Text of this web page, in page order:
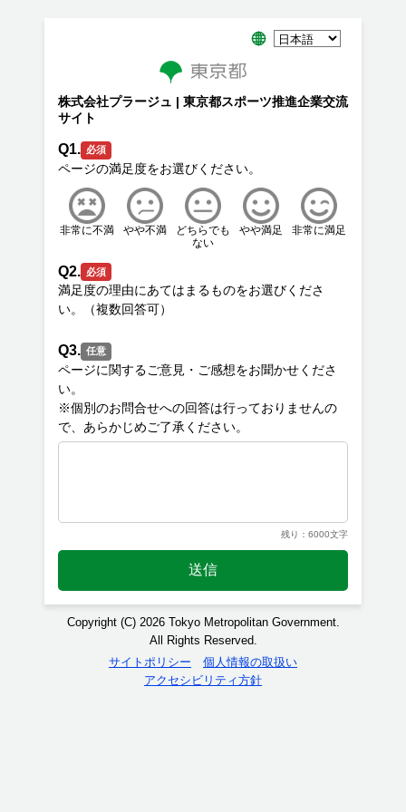
株式会社プラージュ | 東京都スポーツ推進企業交流
サイト
Q1. 必須
非常に不満 やや不満
どちらでも
ない
やや満足 非常に満足
Q2. 必須
満足度の理由にあてはまるものをお選びくださ
Q3. 任意
ページに関するご意見・ご感想をお聞かせくださ
い。
※個別のお問合せへの回答は行っておりませんの
残り：6000文字
送信
Copyright (C) 2026 Tokyo Metropolitan Government.
All Rights Reserved.
サイトポリシー
個人情報の取扱い
アクセシビリティ方針